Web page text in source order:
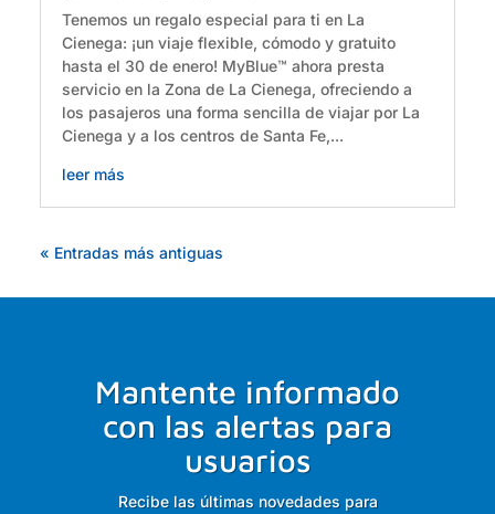
Tenemos un regalo especial para ti en La
Cienega: ¡un viaje flexible, cómodo y gratuito
hasta el 30 de enero! MyBlue™ ahora presta
servicio en la Zona de La Cienega, ofreciendo a
los pasajeros una forma sencilla de viajar por La
Cienega y a los centros de Santa Fe,...
leer más
« Entradas más antiguas
Mantente informado
con las alertas para
usuarios
Recibe las últimas novedades para